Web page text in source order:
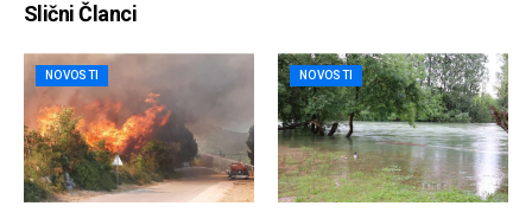
Slični Članci
NOVOSTI NOVOSTI